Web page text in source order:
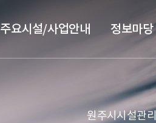
주요시설/사업안내 정보마당
원주시시설관